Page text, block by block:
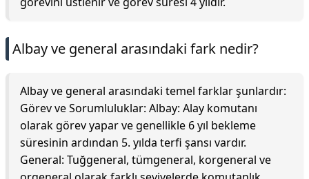
Albay ve general arasındaki fark nedir?
Albay ve general arasındaki temel farklar şunlardır:
Görev ve Sorumluluklar: Albay: Alay komutanı
olarak görev yapar ve genellikle 6 yıl bekleme
süresinin ardından 5. yılda terfi şansı vardır.
General: Tuğgeneral, tümgeneral, korgeneral ve